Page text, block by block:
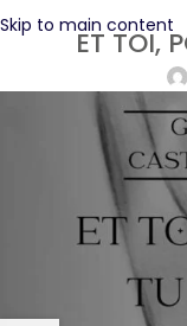
Skip to main content
ET TOI,